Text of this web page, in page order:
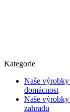
Kategorie
Naše
domácnost
Naše
zahradu